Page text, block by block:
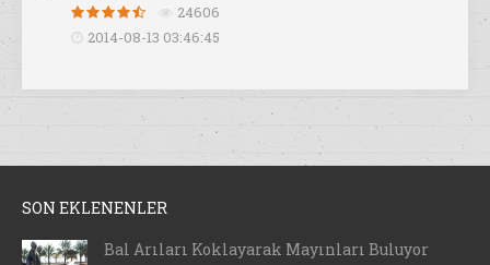
24606
2014-08-13 03:46:45
SON EKLENENLER
Bal Arıları Koklayarak Mayınları Buluyor